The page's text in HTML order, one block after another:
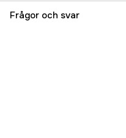
Referensnummer
Frågor och svar